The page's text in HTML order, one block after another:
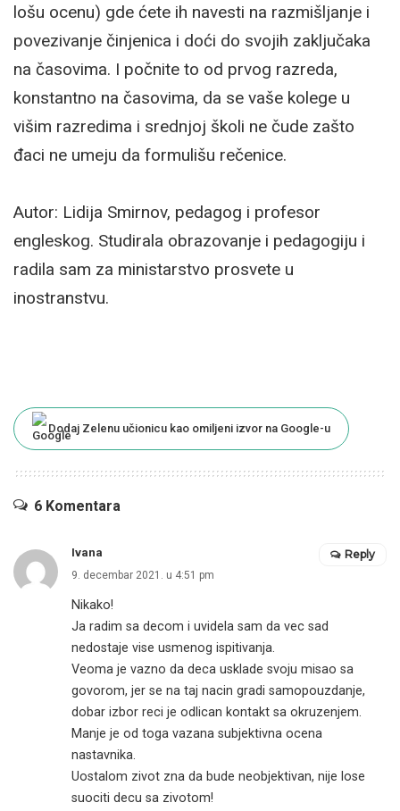
lošu ocenu) gde ćete ih navesti na razmišljanje i
povezivanje činjenica i doći do svojih zaključaka
na časovima. I počnite to od prvog razreda,
konstantno na časovima, da se vaše kolege u
višim razredima i srednjoj školi ne čude zašto
đaci ne umeju da formulišu rečenice.
Autor: Lidija Smirnov, pedagog i profesor
engleskog. Studirala obrazovanje i pedagogiju i
radila sam za ministarstvo prosvete u
inostranstvu.
Dodaj Zelenu učionicu kao omiljeni izvor na Google-u
6 Komentara
Ivana
9. decembar 2021. u 4:51 pm
Nikako!
Ja radim sa decom i uvidela sam da vec sad
nedostaje vise usmenog ispitivanja.
Veoma je vazno da deca usklade svoju misao sa
govorom, jer se na taj nacin gradi samopouzdanje,
dobar izbor reci je odlican kontakt sa okruzenjem.
Manje je od toga vazana subjektivna ocena
nastavnika.
Uostalom zivot zna da bude neobjektivan, nije lose
suociti decu sa zivotom!
Reply